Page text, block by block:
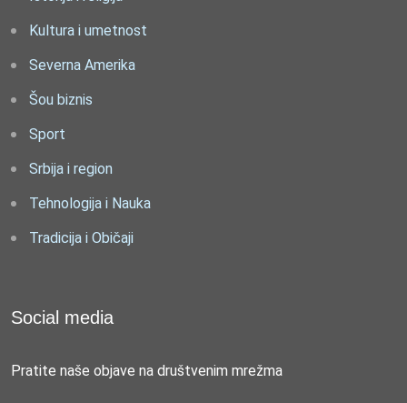
Kultura i umetnost
Severna Amerika
Šou biznis
Sport
Srbija i region
Tehnologija i Nauka
Tradicija i Običaji
Social media
Pratite naše objave na društvenim mrežma